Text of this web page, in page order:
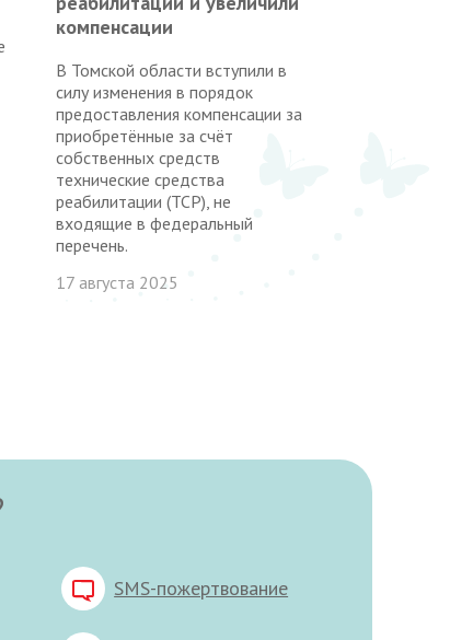
компенсации
В Томской области вступили в
силу изменения в порядок
предоставления компенсации за
приобретённые за счёт
собственных средств
технические средства
реабилитации (ТСР), не
входящие в федеральный
перечень.
17 августа 2025
SMS-пожертвование